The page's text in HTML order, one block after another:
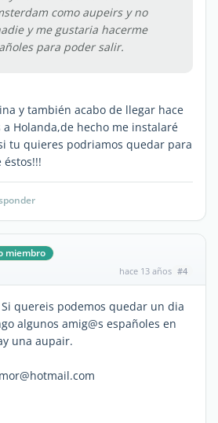
como aupeirs y no
y me gustaria hacerme
para poder salir.
y también acabo de llegar hace
a Holanda,de hecho me instalaré
tu quieres podriamos quedar para
miembro
hace 13 años #4
quereis podemos quedar un dia
algunos amig@s españoles en
una aupair.